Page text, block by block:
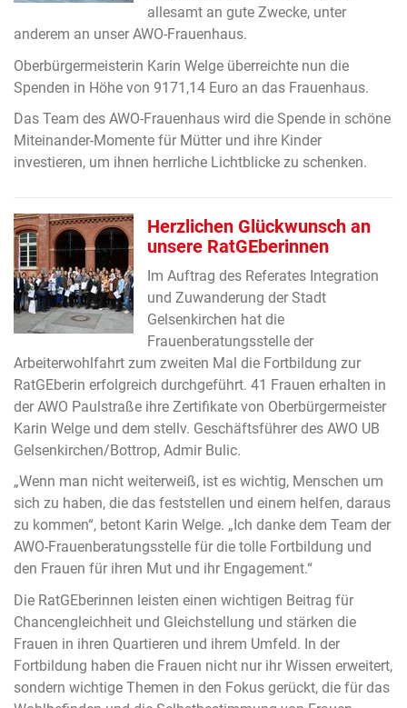
allesamt an gute Zwecke, unter
anderem an unser AWO-Frauenhaus.
Oberbürgermeisterin Karin Welge überreichte nun die
Spenden in Höhe von 9171,14 Euro an das Frauenhaus.
Das Team des AWO-Frauenhaus wird die Spende in schöne
Miteinander-Momente für Mütter und ihre Kinder
investieren, um ihnen herrliche Lichtblicke zu schenken.
Herzlichen Glückwunsch an
unsere RatGEberinnen
Im Auftrag des Referates Integration
und Zuwanderung der Stadt
Gelsenkirchen hat die
Frauenberatungsstelle der
Arbeiterwohlfahrt zum zweiten Mal die Fortbildung zur
RatGEberin erfolgreich durchgeführt. 41 Frauen erhalten in
der AWO Paulstraße ihre Zertifikate von Oberbürgermeister
Karin Welge und dem stellv. Geschäftsführer des AWO UB
Gelsenkirchen/Bottrop, Admir Bulic.
„Wenn man nicht weiterweiß, ist es wichtig, Menschen um
sich zu haben, die das feststellen und einem helfen, daraus
zu kommen“, betont Karin Welge. „Ich danke dem Team der
AWO-Frauenberatungsstelle für die tolle Fortbildung und
den Frauen für ihren Mut und ihr Engagement.“
Die RatGEberinnen leisten einen wichtigen Beitrag für
Chancengleichheit und Gleichstellung und stärken die
Frauen in ihren Quartieren und ihrem Umfeld. In der
Fortbildung haben die Frauen nicht nur ihr Wissen erweitert,
sondern wichtige Themen in den Fokus gerückt, die für das